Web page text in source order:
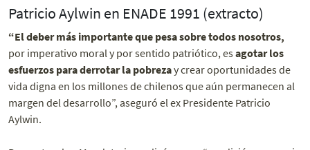
Patricio Aylwin en ENADE 1991 (extracto)
“El deber más importante que pesa sobre todos nosotros,
por imperativo moral y por sentido patriótico, esagotar los
esfuerzos para derrotar la pobrezay crear oportunidades de
vida digna en los millones de chilenos que aún permanecen al
margen del desarrollo”, aseguró el ex Presidente Patricio
Aylwin.